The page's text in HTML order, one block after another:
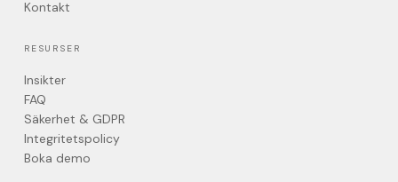
Kontakt
RESURSER
Insikter
FAQ
Säkerhet & GDPR
Integritetspolicy
Boka demo